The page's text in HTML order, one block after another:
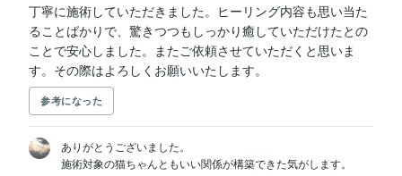
丁寧に施術していただきました。ヒーリング内容も思い当た
ることばかりで、驚きつつもしっかり癒していただけたとの
ことで安心しました。またご依頼させていただくと思いま
す。その際はよろしくお願いいたします。
参考になった
ありがとうございました。
施術対象の猫ちゃんともいい関係が構築できた気がします。